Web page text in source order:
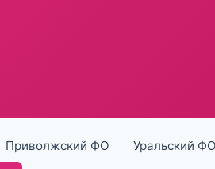
Приволжский ФО Уральский ФО